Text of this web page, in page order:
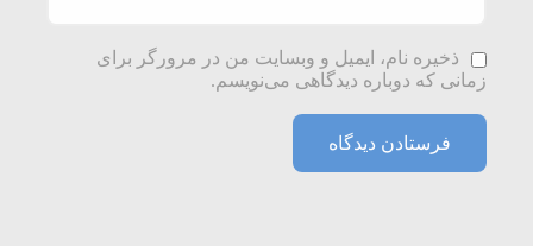
ذخیره نام، ایمیل و وبسایت من در مرورگر برای
زمانی که دوباره دیدگاهی می‌نویسم.